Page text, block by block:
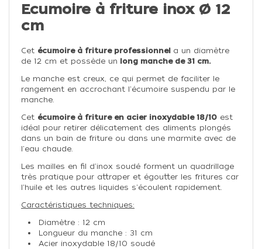
Ecumoire à friture inox Ø 12
cm
Cet écumoire à friture professionnel a un diamètre
de 12 cm et possède un long manche de 31 cm.
Le manche est creux, ce qui permet de faciliter le
rangement en accrochant l'écumoire suspendu par le
manche.
Cet écumoire à friture en acier inoxydable 18/10 est
idéal pour retirer délicatement des aliments plongés
dans un bain de friture ou dans une marmite avec de
l'eau chaude.
Les mailles en fil d'inox soudé forment un quadrillage
très pratique pour attraper et égoutter les fritures car
l'huile et les autres liquides s'écoulent rapidement.
Caractéristiques techniques:
Diamètre : 12 cm
Longueur du manche : 31 cm
Acier inoxydable 18/10 soudé